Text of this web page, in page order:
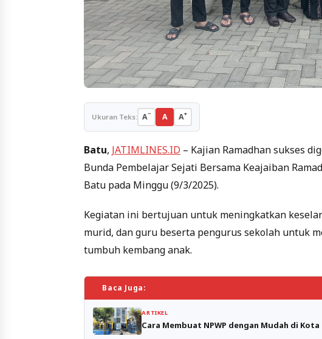
Ukuran Teks: A− A A+
Batu, JATIMLINES.ID – Kajian Ramadhan sukses
Bunda Pembelajar Sejati Bersama Keajaiban
Batu pada Minggu (9/3/2025).
Kegiatan ini bertujuan untuk meningkatkan
murid, dan guru beserta pengurus sekolah untuk
tumbuh kembang anak.
Baca Juga:
ARTIKEL
Cara Membuat NPWP dengan Mudah di